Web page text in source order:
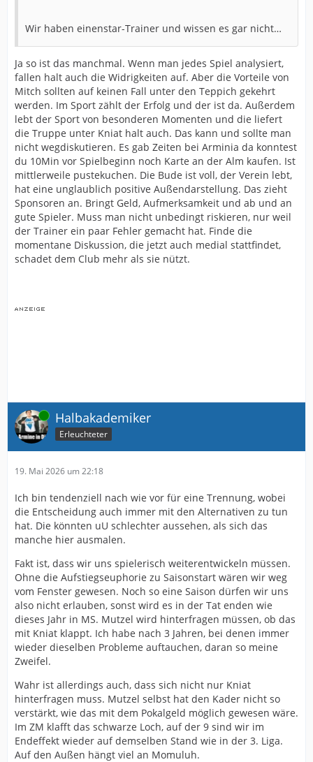
Wir haben einenstar-Trainer und wissen es gar nicht…
Ja so ist das manchmal. Wenn man jedes Spiel analysiert,
fallen halt auch die Widrigkeiten auf. Aber die Vorteile von
Mitch sollten auf keinen Fall unter den Teppich gekehrt
werden. Im Sport zählt der Erfolg und der ist da. Außerdem
lebt der Sport von besonderen Momenten und die liefert
die Truppe unter Kniat halt auch. Das kann und sollte man
nicht wegdiskutieren. Es gab Zeiten bei Arminia da konntest
du 10Min vor Spielbeginn noch Karte an der Alm kaufen. Ist
mittlerweile pustekuchen. Die Bude ist voll, der Verein lebt,
hat eine unglaublich positive Außendarstellung. Das zieht
Sponsoren an. Bringt Geld, Aufmerksamkeit und ab und an
gute Spieler. Muss man nicht unbedingt riskieren, nur weil
der Trainer ein paar Fehler gemacht hat. Finde die
momentane Diskussion, die jetzt auch medial stattfindet,
schadet dem Club mehr als sie nützt.
Online Halbakademiker
Erleuchteter
19. Mai 2026 um 22:18
Ich bin tendenziell nach wie vor für eine Trennung, wobei
die Entscheidung auch immer mit den Alternativen zu tun
hat. Die könnten uU schlechter aussehen, als sich das
manche hier ausmalen.
Fakt ist, dass wir uns spielerisch weiterentwickeln müssen.
Ohne die Aufstiegseuphorie zu Saisonstart wären wir weg
vom Fenster gewesen. Noch so eine Saison dürfen wir uns
also nicht erlauben, sonst wird es in der Tat enden wie
dieses Jahr in MS. Mutzel wird hinterfragen müssen, ob das
mit Kniat klappt. Ich habe nach 3 Jahren, bei denen immer
wieder dieselben Probleme auftauchen, daran so meine
Zweifel.
Wahr ist allerdings auch, dass sich nicht nur Kniat
hinterfragen muss. Mutzel selbst hat den Kader nicht so
verstärkt, wie das mit dem Pokalgeld möglich gewesen wäre.
Im ZM klafft das schwarze Loch, auf der 9 sind wir im
Endeffekt wieder auf demselben Stand wie in der 3. Liga.
Auf den Außen hängt viel an Momuluh.